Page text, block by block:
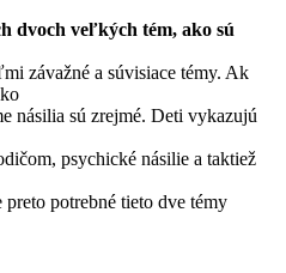
dvoch veľkých tém, ako sú
závažné a súvisiace témy. Ak
násilia sú zrejmé. Deti vykazujú
psychické násilie a taktiež
potrebné tieto dve témy